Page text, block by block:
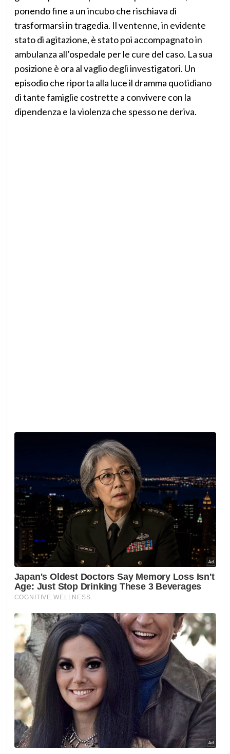
ponendo fine a un incubo che rischiava di
trasformarsi in tragedia. Il ventenne, in evidente
stato di agitazione, è stato poi accompagnato in
ambulanza all’ospedale per le cure del caso. La sua
posizione è ora al vaglio degli investigatori. Un
episodio che riporta alla luce il dramma quotidiano
di tante famiglie costrette a convivere con la
dipendenza e la violenza che spesso ne deriva.